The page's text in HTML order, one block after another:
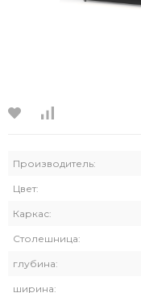
Производитель:
Цвет:
Каркас:
Столешница:
глубина:
ширина: